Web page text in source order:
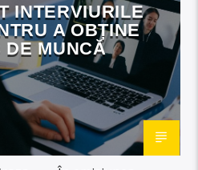
INTERVIURILE
A OBȚINE
DE MUNCĂ